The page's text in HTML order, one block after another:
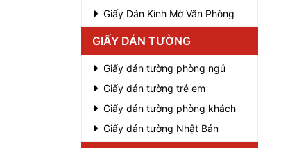
Giấy Dán Kính Mờ Văn Phòng
GIẤY DÁN TƯỜNG
Giấy dán tường phòng ngủ
Giấy dán tường trẻ em
Giấy dán tường phòng khách
Giấy dán tường Nhật Bản